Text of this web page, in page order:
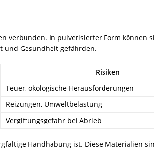
verbunden. In pulverisierter Form können
und Gesundheit gefährden.
Risiken
Teuer, ökologische Herausforderungen
Reizungen, Umweltbelastung
Vergiftungsgefahr bei Abrieb
Handhabung ist. Diese Materialien